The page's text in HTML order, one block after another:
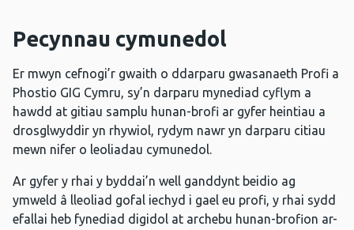
Pecynnau cymunedol
Er mwyn cefnogi’r gwaith o ddarparu gwasanaeth Profi a
Phostio GIG Cymru, sy’n darparu mynediad cyflym a
hawdd at gitiau samplu hunan-brofi ar gyfer heintiau a
drosglwyddir yn rhywiol, rydym nawr yn darparu citiau
mewn nifer o leoliadau cymunedol.
Ar gyfer y rhai y byddai’n well ganddynt beidio ag
ymweld â lleoliad gofal iechyd i gael eu profi, y rhai sydd
efallai heb fynediad digidol at archebu hunan-brofion ar-